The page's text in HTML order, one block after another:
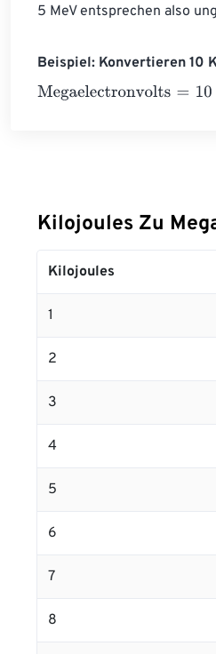
5 MeV entsprechen also
Beispiel: Konvertieren 10
Megaelectronvolts=10
Kilojoules Zu
Kilojoules
1
2
3
4
5
6
7
8